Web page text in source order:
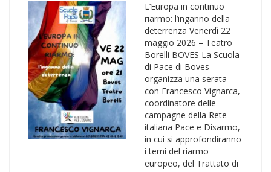
L’Europa in continuo
riarmo: l’inganno della
deterrenza Venerdì 22
maggio 2026 – Teatro
Borelli BOVES La Scuola
di Pace di Boves
organizza una serata
con Francesco Vignarca,
coordinatore delle
campagne della Rete
italiana Pace e Disarmo,
in cui si approfondiranno
i temi del riarmo
europeo, del Trattato di